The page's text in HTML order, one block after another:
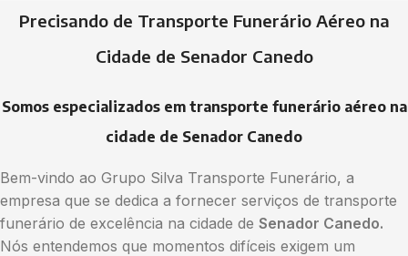
Precisando de Transporte Funerário Aéreo na
Cidade de Senador Canedo
Somos especializados em transporte funerário aéreo na
cidade de Senador Canedo
Bem-vindo ao Grupo Silva Transporte Funerário, a
empresa que se dedica a fornecer serviços de transporte
funerário de excelência na cidade de Senador Canedo.
Nós entendemos que momentos difíceis exigem um